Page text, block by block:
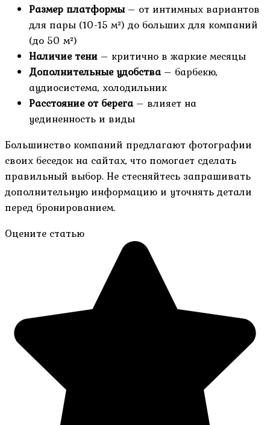
Размер платформы– от интимных вариантов
для пары (10-15 м²) до больших для компаний
(до 50 м²)
Наличие тени – критично в жаркие месяцы
Дополнительные удобства– барбекю,
аудиосистема, холодильник
Расстояние от берега– влияет на
уединенность и виды
Большинство компаний предлагают фотографии
своих беседок на сайтах, что помогает сделать
правильный выбор. Не стесняйтесь запрашивать
дополнительную информацию и уточнять детали
перед бронированием.
Оцените статью